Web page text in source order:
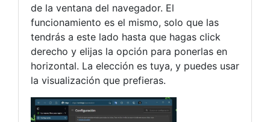
de la ventana del navegador. El
funcionamiento es el mismo, solo que las
tendrás a este lado hasta que hagas click
derecho y elijas la opción para ponerlas en
horizontal. La elección es tuya, y puedes usar
la visualización que prefieras.